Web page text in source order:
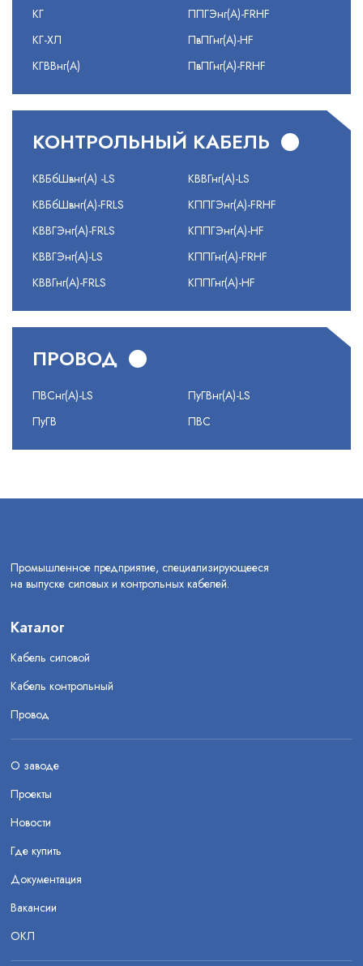
КГ
КГ-ХЛ
КГВВнг(А)
ППГЭнг(А)-FRHF
ПвПГнг(А)-HF
ПвПГнг(А)-FRHF
КОНТРОЛЬНЫЙ КАБЕЛЬ
КВБбШвнг(А) -LS
КВБбШвнг(А)-FRLS
КВВГЭнг(А)-FRLS
КВВГЭнг(А)-LS
КВВГнг(А)-FRLS
КВВГнг(А)-LS
КППГЭнг(А)-FRHF
КППГЭнг(А)-HF
КППГнг(А)-FRHF
КППГнг(А)-HF
ПРОВОД
ПВСнг(А)-LS
ПуГВ
ПуГВнг(А)-LS
ПВС
Промышленное предприятие, специализирующееся
на выпуске силовых и контрольных кабелей.
Каталог
Кабель силовой
Кабель контрольный
Провод
О заводе
Проекты
Новости
Где купить
Документация
Вакансии
ОКЛ